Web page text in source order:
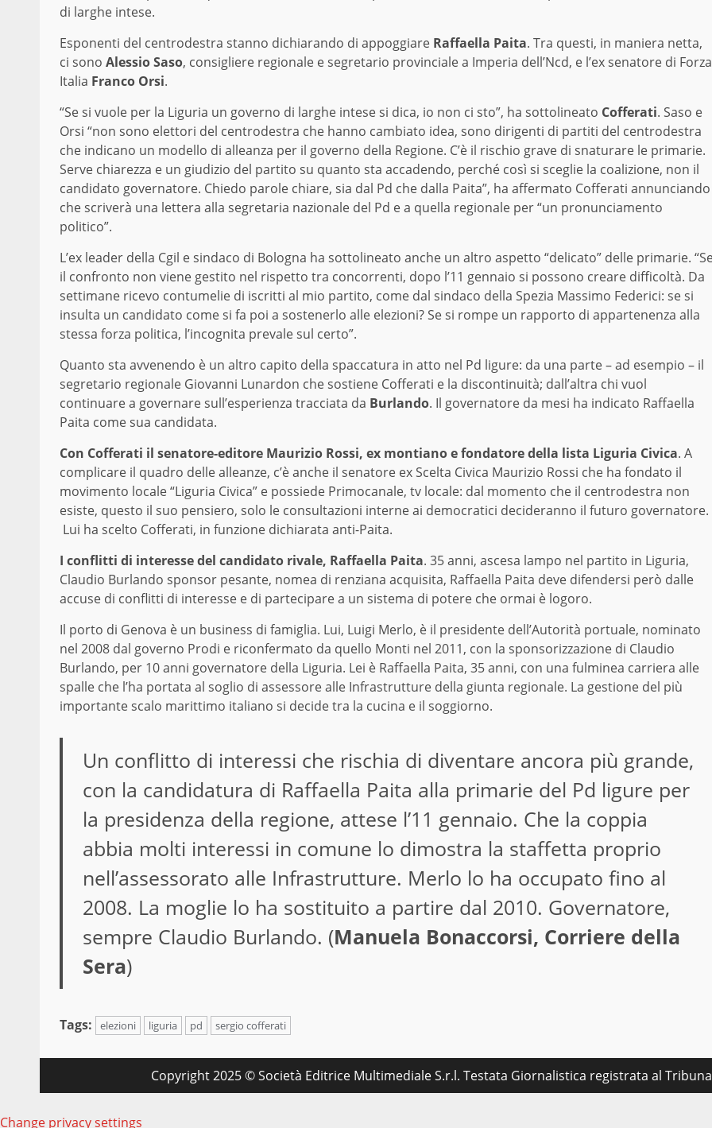
di larghe intese.
Esponenti del centrodestra stanno dichiarando di appoggiare Raffaella Paita. Tra questi, in maniera netta,
ci sono Alessio Saso, consigliere regionale e segretario provinciale a Imperia dell’Ncd, e l’ex senatore di Forza
Italia Franco Orsi.
“Se si vuole per la Liguria un governo di larghe intese si dica, io non ci sto”, ha sottolineato Cofferati. Saso e
Orsi “non sono elettori del centrodestra che hanno cambiato idea, sono dirigenti di partiti del centrodestra
che indicano un modello di alleanza per il governo della Regione. C’è il rischio grave di snaturare le primarie.
Serve chiarezza e un giudizio del partito su quanto sta accadendo, perché così si sceglie la coalizione, non il
candidato governatore. Chiedo parole chiare, sia dal Pd che dalla Paita”, ha affermato Cofferati annunciando
che scriverà una lettera alla segretaria nazionale del Pd e a quella regionale per “un pronunciamento
politico”.
L’ex leader della Cgil e sindaco di Bologna ha sottolineato anche un altro aspetto “delicato” delle primarie.
il confronto non viene gestito nel rispetto tra concorrenti, dopo l’11 gennaio si possono creare difficoltà. Da
settimane ricevo contumelie di iscritti al mio partito, come dal sindaco della Spezia Massimo Federici: se si
insulta un candidato come si fa poi a sostenerlo alle elezioni? Se si rompe un rapporto di appartenenza alla
stessa forza politica, l’incognita prevale sul certo”.
Quanto sta avvenendo è un altro capito della spaccatura in atto nel Pd ligure: da una parte – ad esempio – il
segretario regionale Giovanni Lunardon che sostiene Cofferati e la discontinuità; dall’altra chi vuol
continuare a governare sull’esperienza tracciata da Burlando. Il governatore da mesi ha indicato Raffaella
Paita come sua candidata.
Con Cofferati il senatore-editore Maurizio Rossi, ex montiano e fondatore della lista Liguria Civica. A
complicare il quadro delle alleanze, c’è anche il senatore ex Scelta Civica Maurizio Rossi che ha fondato il
movimento locale “Liguria Civica” e possiede Primocanale, tv locale: dal momento che il centrodestra non
esiste, questo il suo pensiero, solo le consultazioni interne ai democratici decideranno il futuro governatore.
Lui ha scelto Cofferati, in funzione dichiarata anti-Paita.
I conflitti di interesse del candidato rivale, Raffaella Paita. 35 anni, ascesa lampo nel partito in Liguria,
Claudio Burlando sponsor pesante, nomea di renziana acquisita, Raffaella Paita deve difendersi però dalle
accuse di conflitti di interesse e di partecipare a un sistema di potere che ormai è logoro.
Il porto di Genova è un business di famiglia. Lui, Luigi Merlo, è il presidente dell’Autorità portuale, nominato
nel 2008 dal governo Prodi e riconfermato da quello Monti nel 2011, con la sponsorizzazione di Claudio
Burlando, per 10 anni governatore della Liguria. Lei è Raffaella Paita, 35 anni, con una fulminea carriera alle
spalle che l’ha portata al soglio di assessore alle Infrastrutture della giunta regionale. La gestione del più
importante scalo marittimo italiano si decide tra la cucina e il soggiorno.
Un conflitto di interessi che rischia di diventare ancora più grande,
con la candidatura di Raffaella Paita alla primarie del Pd ligure per
la presidenza della regione, attese l’11 gennaio. Che la coppia
abbia molti interessi in comune lo dimostra la staffetta proprio
nell’assessorato alle Infrastrutture. Merlo lo ha occupato fino al
2008. La moglie lo ha sostituito a partire dal 2010. Governatore,
sempre Claudio Burlando. (Manuela Bonaccorsi, Corriere della
Sera)
Tags: elezioni liguria pd sergio cofferati
Copyright 2025 © Società Editrice Multimediale S.r.l. Testata Giornalistica registrata al
Change privacy settings